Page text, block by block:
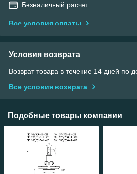
Безналичный расчет
Все условия оплаты
Условия возврата
Возврат товара в течение 14 дней по
Все условия возврата
Подобные товары компании